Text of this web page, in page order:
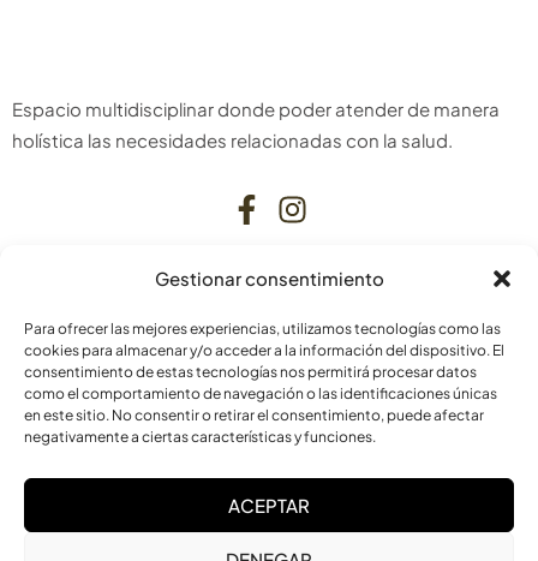
Gestionar consentimiento
Para ofrecer las mejores experiencias, utilizamos tecnologías como las
cookies para almacenar y/o acceder a la información del dispositivo. El
consentimiento de estas tecnologías nos permitirá procesar datos
como el comportamiento de navegación o las identificaciones únicas
en este sitio. No consentir o retirar el consentimiento, puede afectar
negativamente a ciertas características y funciones.
ACEPTAR
Espacio multidisciplinar donde poder atender de manera
holística las necesidades relacionadas con la salud.
C. Bardenas Reales, 11, bajo
31006 Pamplona
Navarra